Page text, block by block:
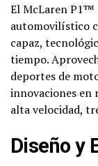
El McLaren
automovilístico
capaz,
tiempo.
deportes de
innovaciones en
alta velocidad,
Diseño y